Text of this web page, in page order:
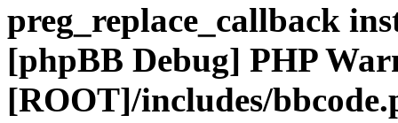
preg_replace_callback
[phpBB Debug] PHP
[ROOT]/includes/